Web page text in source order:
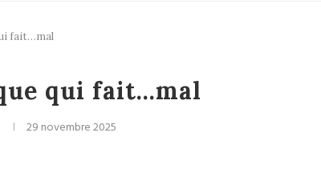
fait…mal
qui fait…mal
29 novembre 2025